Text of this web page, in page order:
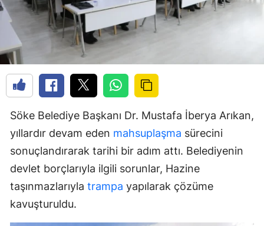
Söke Belediye Başkanı Dr. Mustafa İberya Arıkan,
yıllardır devam eden mahsuplaşma sürecini
sonuçlandırarak tarihi bir adım attı. Belediyenin
devlet borçlarıyla ilgili sorunlar, Hazine
taşınmazlarıyla trampa yapılarak çözüme
kavuşturuldu.